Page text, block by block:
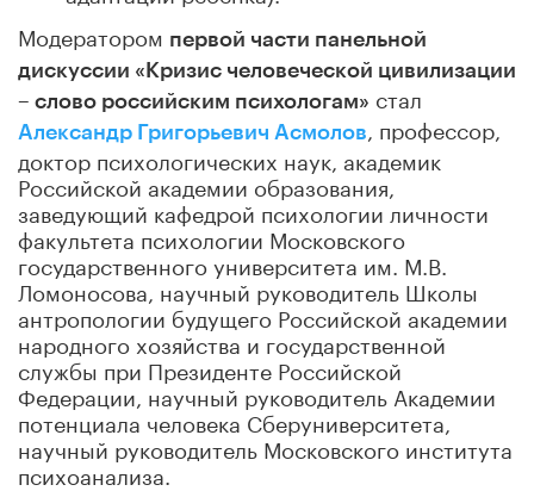
Модератором первой части панельной
дискуссии «Кризис человеческой цивилизации
– слово российским психологам» стал
Александр Григорьевич Асмолов
, профессор,
доктор психологических наук, академик
Российской академии образования,
заведующий кафедрой психологии личности
факультета психологии Московского
государственного университета им. М.В.
Ломоносова, научный руководитель Школы
антропологии будущего Российской академии
народного хозяйства и государственной
службы при Президенте Российской
Федерации, научный руководитель Академии
потенциала человека Сберуниверситета,
научный руководитель Московского института
психоанализа.